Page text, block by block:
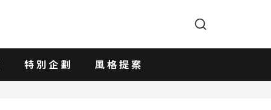
特別企劃 風格提案